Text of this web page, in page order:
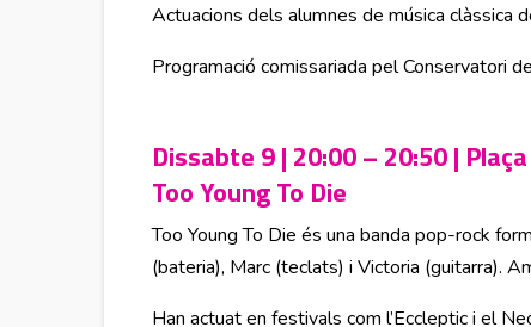
Actuacions dels alumnes de música clàssica
Programació comissariada pel Conservatori
Dissabte 9 | 20:00 – 20:50 |
Too Young To Die
Too Young To Die és una banda pop-rock
(bateria), Marc (teclats) i Victoria (guitarra).
Han actuat en festivals com l’Eccleptic i el